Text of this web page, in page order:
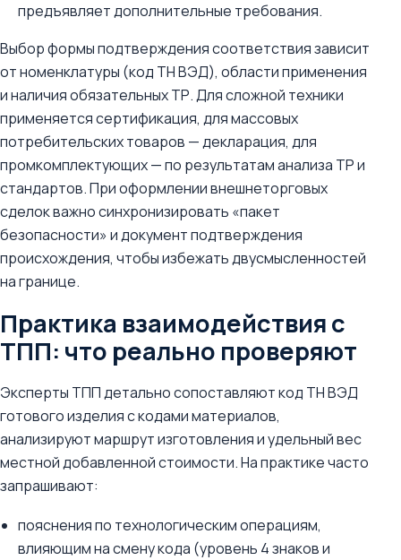
предъявляет дополнительные требования.
Выбор формы подтверждения соответствия зависит
от номенклатуры (код ТН ВЭД), области применения
и наличия обязательных ТР. Для сложной техники
применяется сертификация, для массовых
потребительских товаров — декларация, для
промкомплектующих — по результатам анализа ТР и
стандартов. При оформлении внешнеторговых
сделок важно синхронизировать «пакет
безопасности» и документ подтверждения
происхождения, чтобы избежать двусмысленностей
на границе.
Практика взаимодействия с
ТПП: что реально проверяют
Эксперты ТПП детально сопоставляют код ТН ВЭД
готового изделия с кодами материалов,
анализируют маршрут изготовления и удельный вес
местной добавленной стоимости. На практике часто
запрашивают:
пояснения по технологическим операциям,
влияющим на смену кода (уровень 4 знаков и